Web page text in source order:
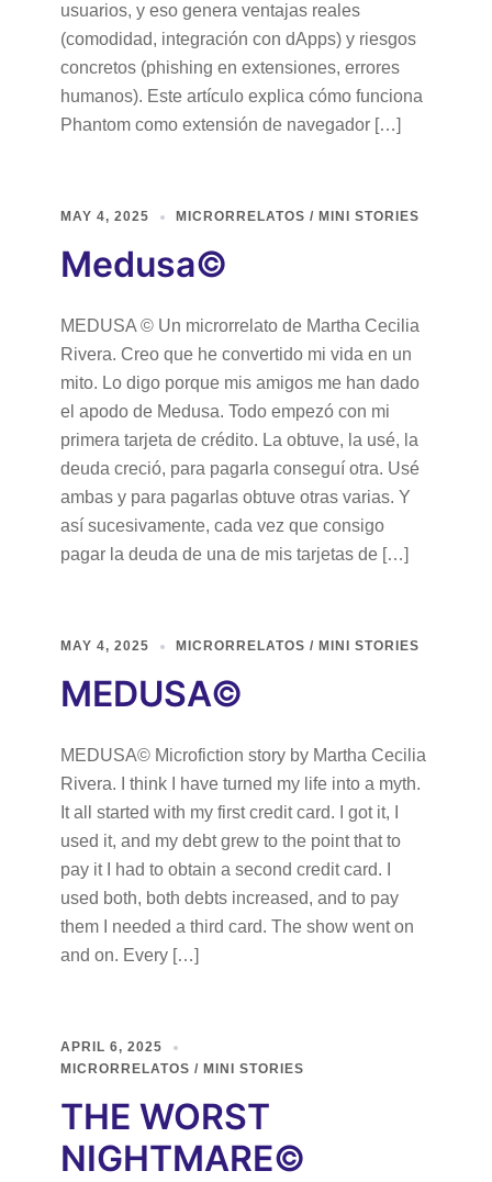
usuarios, y eso genera ventajas reales
(comodidad, integración con dApps) y riesgos
concretos (phishing en extensiones, errores
humanos). Este artículo explica cómo funciona
Phantom como extensión de navegador […]
MAY 4, 2025 MICRORRELATOS / MINI STORIES
Medusa©
MEDUSA © Un microrrelato de Martha Cecilia
Rivera. Creo que he convertido mi vida en un
mito. Lo digo porque mis amigos me han dado
el apodo de Medusa. Todo empezó con mi
primera tarjeta de crédito. La obtuve, la usé, la
deuda creció, para pagarla conseguí otra. Usé
ambas y para pagarlas obtuve otras varias. Y
así sucesivamente, cada vez que consigo
pagar la deuda de una de mis tarjetas de […]
MAY 4, 2025 MICRORRELATOS / MINI STORIES
MEDUSA©
MEDUSA© Microfiction story by Martha Cecilia
Rivera. I think I have turned my life into a myth.
It all started with my first credit card. I got it, I
used it, and my debt grew to the point that to
pay it I had to obtain a second credit card. I
used both, both debts increased, and to pay
them I needed a third card. The show went on
and on. Every […]
APRIL 6, 2025
MICRORRELATOS / MINI STORIES
THE WORST
NIGHTMARE©